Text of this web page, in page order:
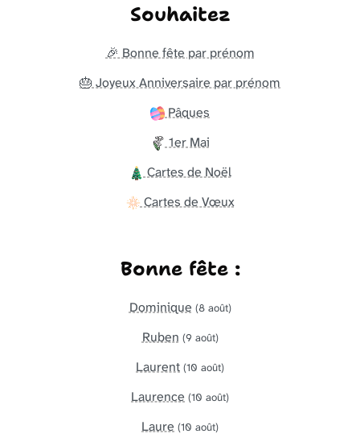
Souhaitez
🎉 Bonne fête par prénom
🎂 Joyeux Anniversaire par prénom
Pâques
1er Mai
Cartes de Noël
Cartes de Vœux
Bonne fête :
Dominique (8 août)
Ruben (9 août)
Laurent (10 août)
Laurence (10 août)
Laure (10 août)